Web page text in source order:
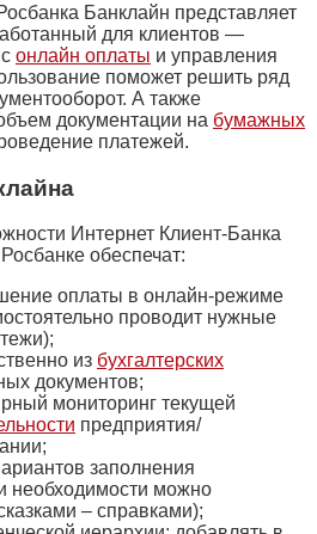
Банклайн представляет
для клиентов —
онлайн оплаты и управления
поможет решить ряд
А также
документации на бумажных
платежей.
Интернет Клиент-Банка
обеспечат:
оплаты в онлайн-режиме
проводит нужные
из бухгалтерских
документов;
мониторинг текущей
предприятия/
заполнения
необходимости можно
– справками);